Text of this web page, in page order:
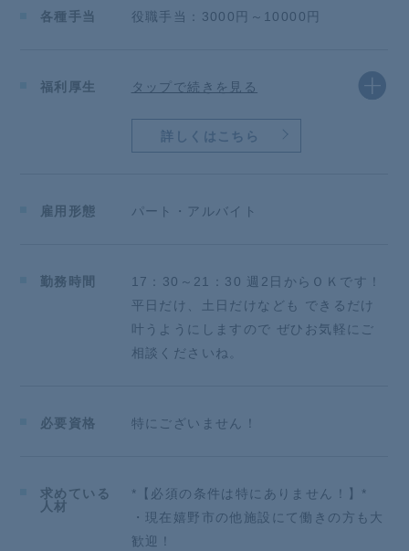
し」
など様々な視点からスタッフの豊かな心を養っており
ます。
★★★★★★★★★★★★★★★★★★★★★★★★
店舗の雰囲気・仕事内容を見学した後、希望をお聞か
★★★★★★
【応募前のご質問について】
ご質問も随時受け付けておりますので、メール、また
はお電話にてお気軽にご連絡ください！
各種手当 役職手当：3000円～10000円
福利厚生 タップで続きを見る
詳しくはこちら
雇用形態 パート・アルバイト
勤務時間
17：30～21：30 週2日からＯＫです！
平日だけ、土日だけなども できるだけ
叶うようにしますので ぜひお気軽にご
相談くださいね。
必要資格 特にございません！
求めている
人材
*【必須の条件は特にありません！】*
・現在嬉野市の他施設にて働きの方も大
歓迎！